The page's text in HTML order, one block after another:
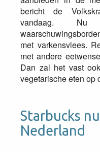
bericht de
vandaag.
met varkensvlees.
met andere
Dan zal het vast
vegetarische eten op
Starbucks
Nederland